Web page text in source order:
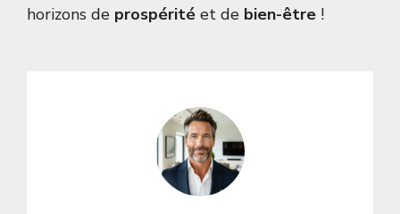
horizons de prospérité et de bien-être !